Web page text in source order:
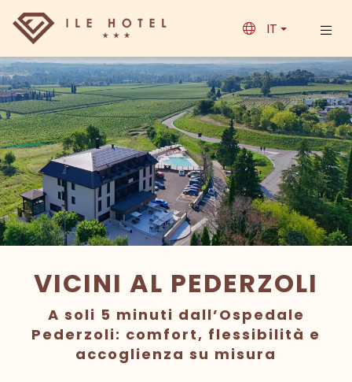
IT
VICINI AL PEDERZOLI
A soli 5 minuti dall’Ospedale
Pederzoli: comfort, flessibilità e
accoglienza su misura